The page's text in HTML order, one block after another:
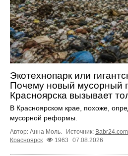
Экотехнопарк или
Почему новый мусорный
Красноярска вызывает
В Красноярском крае, похоже,
мусорной реформы.
Автор: Анна Моль. Источник: Babr24.com
Красноярск
1963 07.08.2026